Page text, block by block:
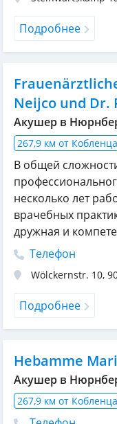
Подробнее
Neijco und Dr.
Акушер в
267,9 км от Кобленца
В общей
несколько лет
врачебных
дружная и
Телефон
Wölckernstr. 10,
Подробнее
Hebamme
Акушер в
267,9 км от Кобленца